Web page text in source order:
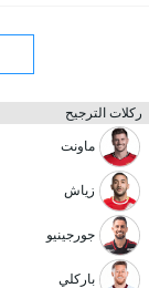
ركلات الترجيح
ماونت
زياش
جورجينيو
باركلي